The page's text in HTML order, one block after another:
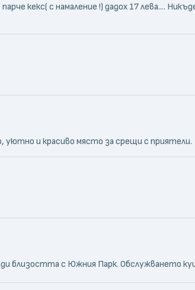
кекс( с намаление !) дадох 17 лева....
уютно и красиво място за срещи с приятели.
близостта с Южния Парк. Обслужването